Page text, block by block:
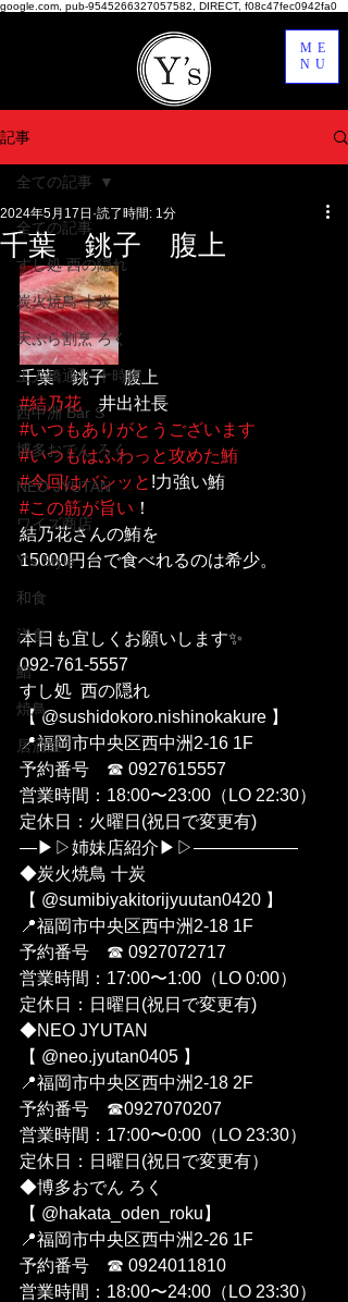
google.com, pub-9545266327057582, DIRECT, f08c47fec0942fa0
ME
NU
記事
全ての記事
すし処 西の隠れ
炭火焼鳥 十炭
天ぷら割烹 ろく
上人橋通り 十時家
西中洲 Bar S
博多おでん ろく
NEO JYUTAN
ワイズ商店
Y's Style
和食
洋食
鮨
焼鳥
居酒屋
全ての記事
千葉 銚子 腹上
2024年5月17日 読了時間: 1分
千葉　銚子　腹上
#結乃花 井出社長
#いつもありがとうございます
#いつもはふわっと攻めた鮪
#今回はバシッと !力強い鮪
#この筋が旨い ！
結乃花さんの鮪を
15000円台で食べれるのは希少。
本日も宜しくお願いします✨
092-761-5557
すし処  西の隠れ
【 @sushidokoro.nishinokakure 】
📍福岡市中央区西中洲2-16 1F
予約番号　☎︎ 0927615557
営業時間：18:00〜23:00（LO 22:30）
定休日：火曜日(祝日で変更有)
—▶︎▷姉妹店紹介▶︎▷——————
◆炭火焼鳥 十炭
【 @sumibiyakitorijyuutan0420 】
📍福岡市中央区西中洲2-18 1F
予約番号　☎︎ 0927072717
営業時間：17:00〜1:00（LO 0:00）
定休日：日曜日(祝日で変更有)
◆NEO JYUTAN
【 @neo.jyutan0405 】
📍福岡市中央区西中洲2-18 2F
予約番号　☎︎0927070207
営業時間：17:00〜0:00（LO 23:30）
定休日：日曜日(祝日で変更有）
◆博多おでん ろく
【 @hakata_oden_roku】
📍福岡市中央区西中洲2-26 1F
予約番号　☎︎ 0924011810
営業時間：18:00〜24:00（LO 23:30）